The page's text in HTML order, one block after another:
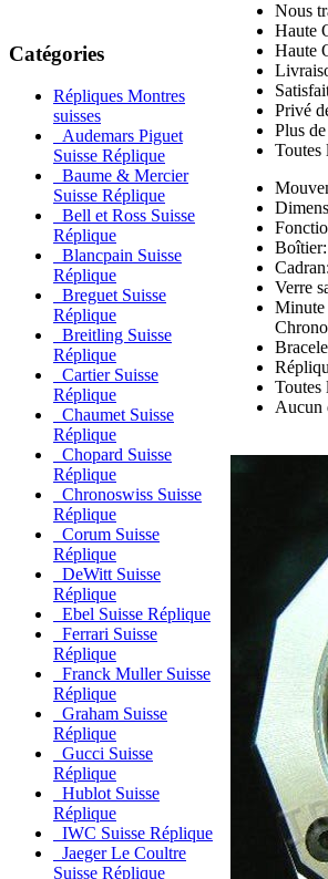
Catégories
Répliques Montres
suisses
Audemars Piguet
Suisse Réplique
Baume & Mercier
Suisse Réplique
Bell et Ross Suisse
Réplique
Blancpain Suisse
Réplique
Breguet Suisse
Réplique
Breitling Suisse
Réplique
Cartier Suisse
Réplique
Chaumet Suisse
Réplique
Chopard Suisse
Réplique
Chronoswiss Suisse
Réplique
Corum Suisse
Réplique
DeWitt Suisse
Réplique
Ebel Suisse Réplique
Ferrari Suisse
Réplique
Franck Muller Suisse
Réplique
Graham Suisse
Réplique
Gucci Suisse
Réplique
Hublot Suisse
Réplique
IWC Suisse Réplique
Jaeger Le Coultre
Suisse Réplique
Nous
Haute
Haute
Privé
Plus
Toutes
Verre
Minute
Toutes
Aucun